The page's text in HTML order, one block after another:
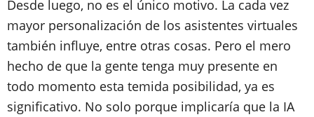
Desde luego, no es el único motivo. La cada vez
mayor personalización de los asistentes virtuales
también influye, entre otras cosas. Pero el mero
hecho de que la gente tenga muy presente en
todo momento esta temida posibilidad, ya es
significativo. No solo porque implicaría que la IA